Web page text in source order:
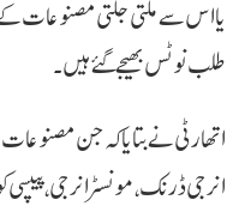
یا اس سے ملتی جلتی مصنوعات
طلب نوٹس بھیجے گئے ہیں۔
اتھارٹی نے بتایا کہ جن
انرجی ڈرنک، مونسٹر انرجی،